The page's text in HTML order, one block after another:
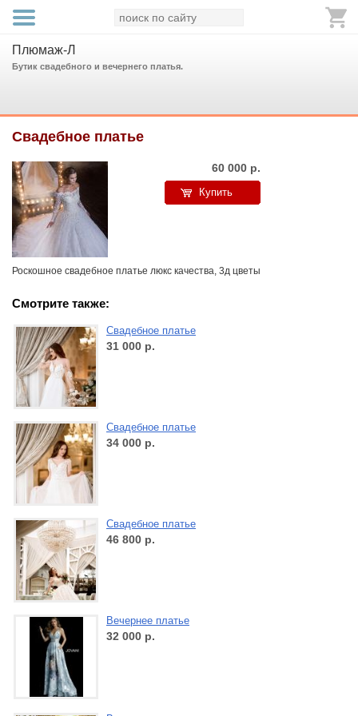
Плюмаж-Л
Бутик свадебного и вечернего платья.
Свадебное платье
60 000 р.
Купить
Роскошное свадебное платье люкс качества, 3д цветы
Смотрите также:
Свадебное платье
31 000 р.
Свадебное платье
34 000 р.
Свадебное платье
46 800 р.
Вечернее платье
32 000 р.